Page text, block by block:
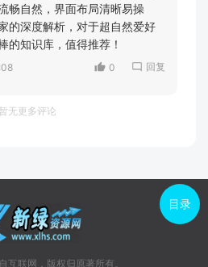
畅自然，界面布局清晰易操
的深度解析，对于超自然爱好
的知识库，值得推荐！
0 回复
暂无更多评论
互联网，版权归原著所有。
目录